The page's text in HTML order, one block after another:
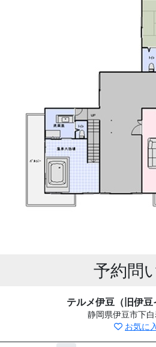
予約問
テルメ伊豆（旧伊豆
静岡県伊豆市下
お気に